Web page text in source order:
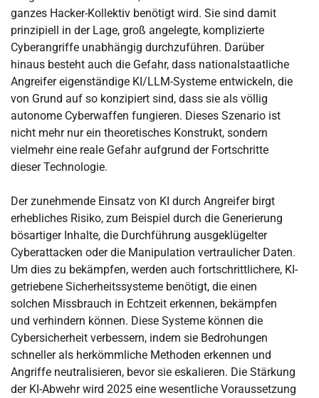
ganzes Hacker-Kollektiv benötigt wird. Sie sind damit
prinzipiell in der Lage, groß angelegte, komplizierte
Cyberangriffe unabhängig durchzuführen. Darüber
hinaus besteht auch die Gefahr, dass nationalstaatliche
Angreifer eigenständige KI/LLM-Systeme entwickeln, die
von Grund auf so konzipiert sind, dass sie als völlig
autonome Cyberwaffen fungieren. Dieses Szenario ist
nicht mehr nur ein theoretisches Konstrukt, sondern
vielmehr eine reale Gefahr aufgrund der Fortschritte
dieser Technologie.
Der zunehmende Einsatz von KI durch Angreifer birgt
erhebliches Risiko, zum Beispiel durch die Generierung
bösartiger Inhalte, die Durchführung ausgeklügelter
Cyberattacken oder die Manipulation vertraulicher Daten.
Um dies zu bekämpfen, werden auch fortschrittlichere, KI-
getriebene Sicherheitssysteme benötigt, die einen
solchen Missbrauch in Echtzeit erkennen, bekämpfen
und verhindern können. Diese Systeme können die
Cybersicherheit verbessern, indem sie Bedrohungen
schneller als herkömmliche Methoden erkennen und
Angriffe neutralisieren, bevor sie eskalieren. Die Stärkung
der KI-Abwehr wird 2025 eine wesentliche Voraussetzung